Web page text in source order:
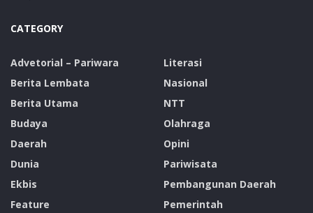
CATEGORY
Advetorial – Pariwara
Berita Lembata
Berita Utama
Budaya
Daerah
Dunia
Ekbis
Feature
Literasi
Nasional
NTT
Olahraga
Opini
Pariwisata
Pembangunan Daerah
Pemerintah